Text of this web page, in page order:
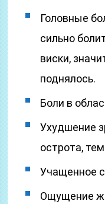
Головные
сильно
виски,
поднялось.
Боли в
Ухудшение
острота,
Учащенное
Ощущение